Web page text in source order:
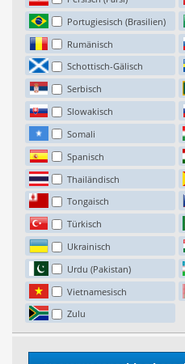
Portugiesisch (Brasilien)
Rumänisch
Schottisch-Gälisch
Serbisch
Slowakisch
Somali
Spanisch
Thailändisch
Tongaisch
Türkisch
Ukrainisch
Urdu (Pakistan)
Vietnamesisch
Zulu